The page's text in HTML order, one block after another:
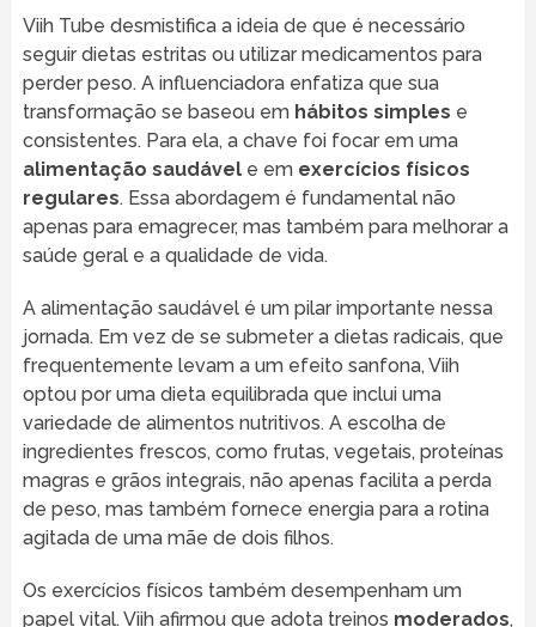
Viih Tube desmistifica a ideia de que é necessário
seguir dietas estritas ou utilizar medicamentos para
perder peso. A influenciadora enfatiza que sua
transformação se baseou em hábitos simples e
consistentes. Para ela, a chave foi focar em uma
alimentação saudávele em exercícios físicos
regulares. Essa abordagem é fundamental não
apenas para emagrecer, mas também para melhorar a
saúde geral e a qualidade de vida.
A alimentação saudável é um pilar importante nessa
jornada. Em vez de se submeter a dietas radicais, que
frequentemente levam a um efeito sanfona, Viih
optou por uma dieta equilibrada que inclui uma
variedade de alimentos nutritivos. A escolha de
ingredientes frescos, como frutas, vegetais, proteínas
magras e grãos integrais, não apenas facilita a perda
de peso, mas também fornece energia para a rotina
agitada de uma mãe de dois filhos.
Os exercícios físicos também desempenham um
papel vital. Viih afirmou que adota treinos moderados,